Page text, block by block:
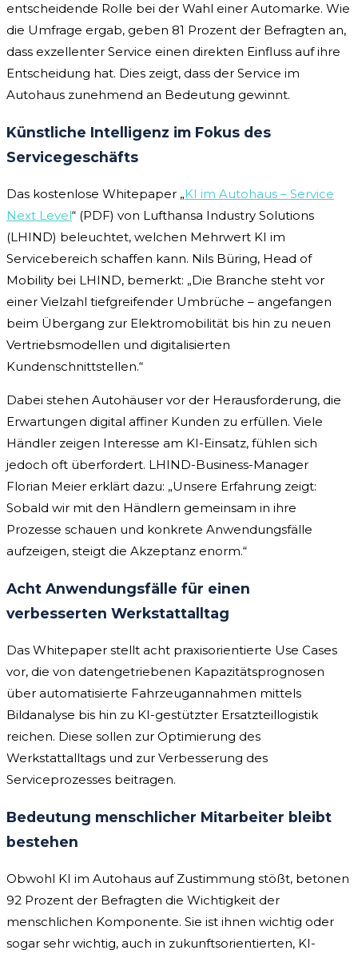
entscheidende Rolle bei der Wahl einer Automarke. Wie
die Umfrage ergab, geben 81 Prozent der Befragten an,
dass exzellenter Service einen direkten Einfluss auf ihre
Entscheidung hat. Dies zeigt, dass der Service im
Autohaus zunehmend an Bedeutung gewinnt.
Künstliche Intelligenz im Fokus des
Servicegeschäfts
Das kostenlose Whitepaper „KI im Autohaus – Service
Next Level“ (PDF) von Lufthansa Industry Solutions
(LHIND) beleuchtet, welchen Mehrwert KI im
Servicebereich schaffen kann. Nils Büring, Head of
Mobility bei LHIND, bemerkt: „Die Branche steht vor
einer Vielzahl tiefgreifender Umbrüche – angefangen
beim Übergang zur Elektromobilität bis hin zu neuen
Vertriebsmodellen und digitalisierten
Kundenschnittstellen.“
Dabei stehen Autohäuser vor der Herausforderung, die
Erwartungen digital affiner Kunden zu erfüllen. Viele
Händler zeigen Interesse am KI-Einsatz, fühlen sich
jedoch oft überfordert. LHIND-Business-Manager
Florian Meier erklärt dazu: „Unsere Erfahrung zeigt:
Sobald wir mit den Händlern gemeinsam in ihre
Prozesse schauen und konkrete Anwendungsfälle
aufzeigen, steigt die Akzeptanz enorm.“
Acht Anwendungsfälle für einen
verbesserten Werkstattalltag
Das Whitepaper stellt acht praxisorientierte Use Cases
vor, die von datengetriebenen Kapazitätsprognosen
über automatisierte Fahrzeugannahmen mittels
Bildanalyse bis hin zu KI-gestützter Ersatzteillogistik
reichen. Diese sollen zur Optimierung des
Werkstattalltags und zur Verbesserung des
Serviceprozesses beitragen.
Bedeutung menschlicher Mitarbeiter bleibt
bestehen
Obwohl KI im Autohaus auf Zustimmung stößt, betonen
92 Prozent der Befragten die Wichtigkeit der
menschlichen Komponente. Sie ist ihnen wichtig oder
sogar sehr wichtig, auch in zukunftsorientierten, KI-